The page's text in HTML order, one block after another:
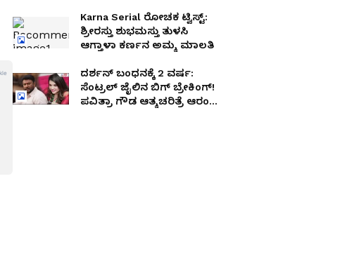
Karna Serial ರೋಚಕ ಟ್ವಿಸ್ಟ್​:
ಶ್ರೀರಸ್ತು ಶುಭಮಸ್ತು ತುಳಸಿ
ಆಗ್ತಾಳಾ ಕರ್ಣನ ಅಮ್ಮ ಮಾಲತಿ
ದರ್ಶನ್​ ಬಂಧನಕ್ಕೆ 2 ವರ್ಷ:
ಸೆಂಟ್ರಲ್​ ಜೈಲಿನ ಬಿಗ್​ ಬ್ರೇಕಿಂಗ್​!
ಪವಿತ್ರಾ ಗೌಡ ಆತ್ಮಚರಿತ್ರೆ ಆರಂಭ-